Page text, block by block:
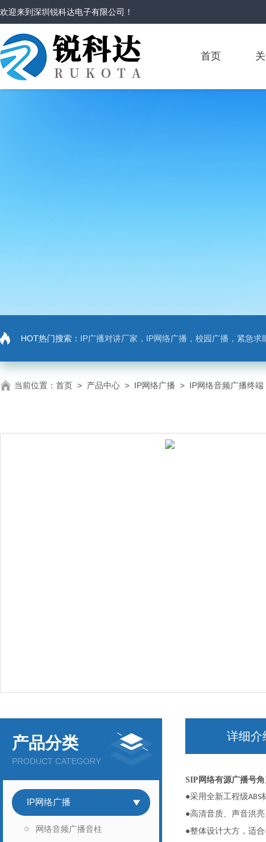
欢迎来到深圳锐科达电子有限公司 ！
首页
HOT热门搜索： IP广播对讲厂家，IP网络广播，校园广播，紧急求助，IP广播对讲系
当前位置： 首页 > 产品中心 > IP网络广播 > IP网络音频广播终端
产品分类
PRODUCT CATEGORY
IP网络广播
网络音频广播音柱
详细介
SIP网络有源广播号角
●采用全新工程级ABS
●高清音质、声音洪
●整体设计大方，适